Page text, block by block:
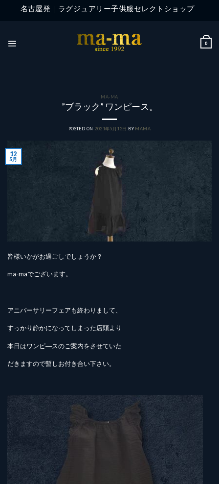
名古屋発｜ラグジュアリー子供服セレクトショップ
0
MA-MA
”ブラック” ワンピース。
POSTED ON 2021年5月12日 BY MAMA
12
5月
皆様いかがお過ごしでしょうか？
ma-maでございます。
アニバーサリーフェアも終わりまして、
すっかり静かになってしまった店頭より
本日はワンピ―スのご案内をさせていた
だきますので暫しお付き合い下さい。